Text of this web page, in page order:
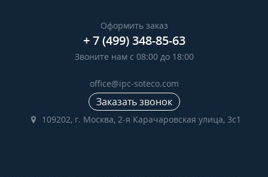
Оформить заказ
+ 7 (499) 348-85-63
Звоните нам с 08:00 до 18:00
office@ipc-soteco.com
Заказать звонок
109202, г. Москва, 2-я Карачаровская улица, 3с1